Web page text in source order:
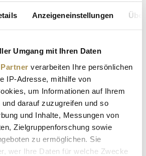
Anzeigeneinstellungen
Umgang mit Ihren Daten
verarbeiten Ihre persönlichen
IP-Adresse, mithilfe von
um Informationen auf Ihrem
darauf zuzugreifen und so
und Inhalte, Messungen von
Zielgruppenforschung sowie
zu ermöglichen. Sie
wer Ihre Daten für welche Zwecke